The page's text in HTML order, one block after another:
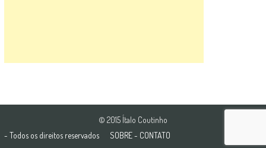
© 2015 Ítalo Coutinho
- Todos os direitos reservados SOBRE- CONTATO